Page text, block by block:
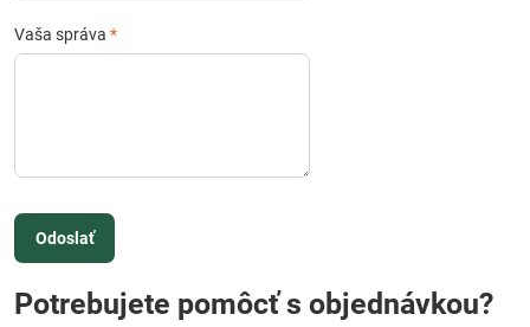
Vaša správa *
Odoslať
Potrebujete pomôcť s objednávkou?